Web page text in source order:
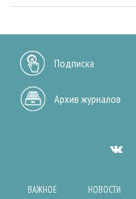
Подписка
Архив журналов
ВАЖНОЕ НОВОСТИ